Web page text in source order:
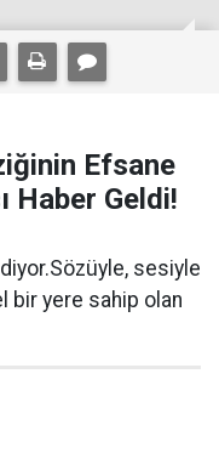
Efsane
Haber Geldi!
sesiyle
bir yere sahip olan